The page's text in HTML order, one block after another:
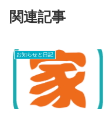
関連記事
お知らせと日記